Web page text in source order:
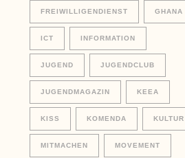
FREIWILLIGENDIENST GHANA
ICT INFORMATION
JUGEND JUGENDCLUB
JUGENDMAGAZIN KEEA
KISS KOMENDA KULTUR
MITMACHEN MOVEMENT